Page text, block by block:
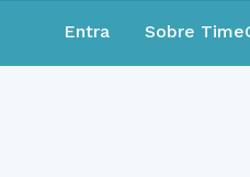
Entra Sobre